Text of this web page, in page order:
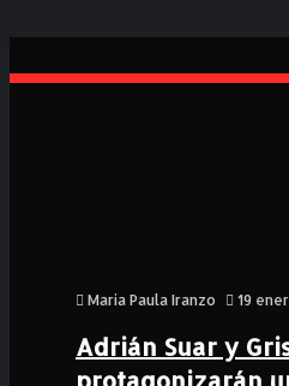
Maria Paula Iranzo 19
Adrián Suar y